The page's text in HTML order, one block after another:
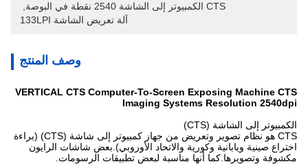
CTS الكمبيوتر إلى الشاشة 2540 نقطة في البوصة
آلة تعريض الشاشة 133LPI
وصف المنتج
VERTICAL CTS Computer-To-Screen Exposing Machine CTS
Imaging Systems Resolution 2540dpi
الكمبيوتر إلى الشاشة (CTS)
CTS هو نظام تصوير وتعريض من جهاز كمبيوتر إلى شاشة (CTS) (براءة
اختراع صينية ويابانية وكورية والاتحاد الأوروبي).بعض شاشات الرايون
مكشوفة وتصويرها.كما أنها مناسبة لبعض تطبيقات الرسومات.